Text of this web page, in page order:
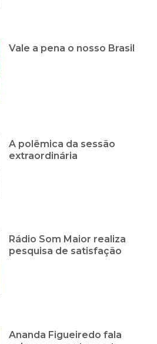
Vale a pena o nosso Brasil
A polêmica da sessão
extraordinária
Rádio Som Maior realiza
pesquisa de satisfação
Ananda Figueiredo fala